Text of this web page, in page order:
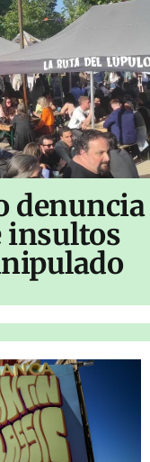
denuncia
insultos